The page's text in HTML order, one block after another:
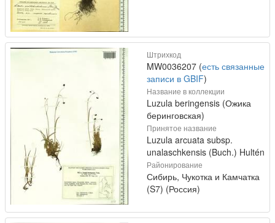
Штрихкод
MW0036207 (есть связанные
записи в GBIF)
Название в коллекции
Luzula beringensis (Ожика
беринговская)
Принятое название
Luzula arcuata subsp.
unalaschkensis (Buch.) Hultén
Районирование
Сибирь, Чукотка и Камчатка
(S7) (Россия)